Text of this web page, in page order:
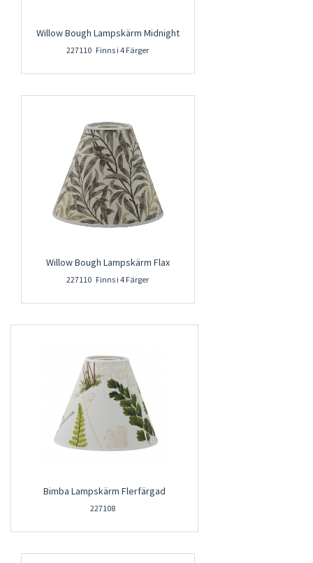
Willow Bough Lampskärm Midnight
227110 Finns i 4 Färger
Willow Bough Lampskärm Flax
227110 Finns i 4 Färger
Bimba Lampskärm Flerfärgad
227108